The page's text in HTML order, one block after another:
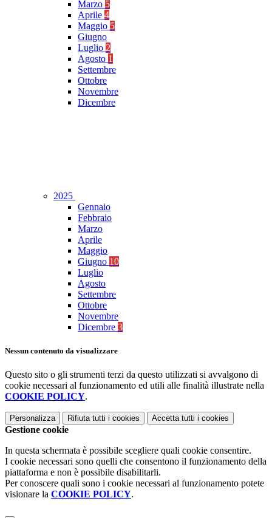
Marzo 5
Aprile 4
Maggio 5
Giugno
Luglio 2
Agosto 1
Settembre
Ottobre
Novembre
Dicembre
2025
Gennaio
Febbraio
Marzo
Aprile
Maggio
Giugno 10
Luglio
Agosto
Settembre
Ottobre
Novembre
Dicembre 3
Nessun contenuto da visualizzare
Questo sito o gli strumenti terzi da questo utilizzati si avvalgono di
cookie necessari al funzionamento ed utili alle finalità illustrate nella
COOKIE POLICY.
Personalizza Rifiuta tutti i cookies Accetta tutti i cookies
Gestione cookie
In questa schermata è possibile scegliere quali cookie consentire.
I cookie necessari sono quelli che consentono il funzionamento della
piattaforma e non è possibile disabilitarli.
Per conoscere quali sono i cookie necessari al funzionamento potete
visionare la COOKIE POLICY.